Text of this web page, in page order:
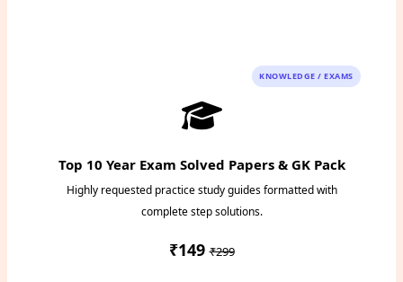
KNOWLEDGE / EXAMS
Top 10 Year Exam Solved Papers & GK Pack
Highly requested practice study guides formatted with
complete step solutions.
₹149₹299